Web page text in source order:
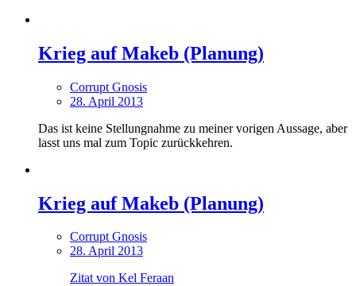
Krieg auf Makeb (Planung)
Corrupt Gnosis
28. April 2013
Das ist keine Stellungnahme zu meiner vorigen Aussage, aber
lasst uns mal zum Topic zurückkehren.
Krieg auf Makeb (Planung)
Corrupt Gnosis
28. April 2013
Zitat von Kel Feraan